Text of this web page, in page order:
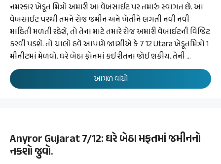
નમસ્કાર ખેડૂત મિત્રો અમારી આ વેબસાઈટ પર તમારું સ્વાગત છે. આ
વેબસાઈટ પરથી તમને રોજ જમીન અને ખેતીને લગતી નવી નવી
માહિતી મળતી રહેશે, તો તેના માટે તમારે રોજ અમારી વેબાઈટની વિજિટ
કરવી પડશે. તો ચાલો હવે આપણે જાણીએ કે 7 12 Utara ખેડૂતમિત્રો 1
મીનીટમાં મેળવો. ઘરે બેઠા ફોનમાં કઈ રીતના જોઈ શકીય. તેની …
આગળ વાંચો
Anyror Gujarat 7/12: ઘરે બેઠા મફતમાં જમીનનો
નકશો જુવો.